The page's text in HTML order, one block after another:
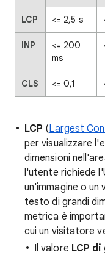
LCP <= 2,5 s
INP
<= 200
ms
CLS <= 0,1
LCP (Largest
per visualizzare
dimensioni
l'utente richiede
un'immagine o un
testo di grandi
metrica è
cui un visitatore
Il valore LCP